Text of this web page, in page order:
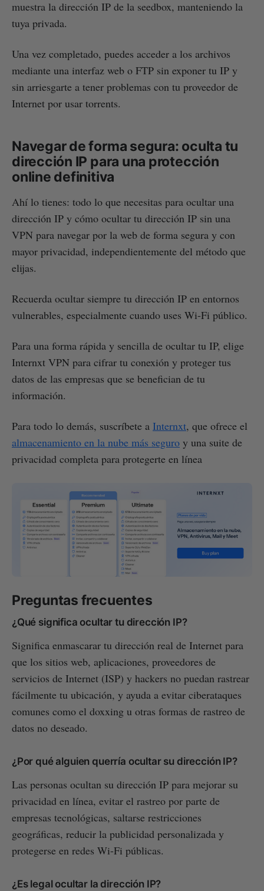
muestra la dirección IP de la seedbox, manteniendo la
tuya privada.
Una vez completado, puedes acceder a los archivos
mediante una interfaz web o FTP sin exponer tu IP y
sin arriesgarte a tener problemas con tu proveedor de
Internet por usar torrents.
Navegar de forma segura: oculta tu
dirección IP para una protección
online definitiva
Ahí lo tienes: todo lo que necesitas para ocultar una
dirección IP y cómo ocultar tu dirección IP sin una
VPN para navegar por la web de forma segura y con
mayor privacidad, independientemente del método que
elijas.
Recuerda ocultar siempre tu dirección IP en entornos
vulnerables, especialmente cuando uses Wi-Fi público.
Para una forma rápida y sencilla de ocultar tu IP, elige
Internxt VPN para cifrar tu conexión y proteger tus
datos de las empresas que se benefician de tu
información.
Para todo lo demás, suscríbete a Internxt, que ofrece el
almacenamiento en la nube más seguro y una suite de
privacidad completa para protegerte en línea
Preguntas frecuentes
¿Qué significa ocultar tu dirección IP?
Significa enmascarar tu dirección real de Internet para
que los sitios web, aplicaciones, proveedores de
servicios de Internet (ISP) y hackers no puedan rastrear
fácilmente tu ubicación, y ayuda a evitar ciberataques
comunes como el doxxing u otras formas de rastreo de
datos no deseado.
¿Por qué alguien querría ocultar su dirección IP?
Las personas ocultan su dirección IP para mejorar su
privacidad en línea, evitar el rastreo por parte de
empresas tecnológicas, saltarse restricciones
geográficas, reducir la publicidad personalizada y
protegerse en redes Wi-Fi públicas.
¿Es legal ocultar la dirección IP?